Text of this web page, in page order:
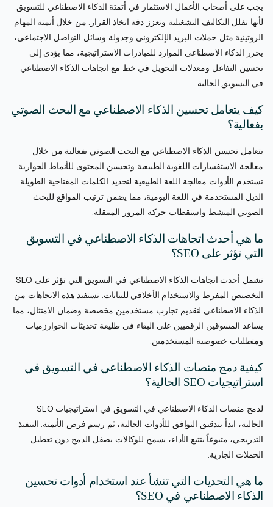
يجب على أصحاب الأعمال الاستثمار في أتمتة الذكاء الاصطناعي للتسويق
لأنها تقلل التكاليف التشغيلية وتعزز دقة اتخاذ القرار. من خلال أتمتة المهام
الروتينية مثل حملات البريد الإلكتروني وجدولة وسائل التواصل الاجتماعي،
يحرر الذكاء الاصطناعي الموارد للمبادرات الاستراتيجية، مما يؤدي إلى
تحسين التفاعل ومعدلات التحويل في خط مع اتجاهات الذكاء الاصطناعي
في التسويق الحالية.
كيف يتعامل تحسين الذكاء الاصطناعي مع البحث الصوتي
بفعالية؟
يتعامل تحسين الذكاء الاصطناعي مع البحث الصوتي بفعالية من خلال
معالجة الاستفسارات اللغوية الطبيعية وتحسين المحتوى للأنماط الحوارية.
تستخدم الأدوات معالجة اللغة الطبيعية لتحديد الكلمات المفتاحية الطويلة
الذيل المستخدمة في اللغة اليومية، مما يضمن ترتيب المواقع للبحث
الصوتي المنشط واستقطاب حركة المرور المتنقلة.
ما هي أحدث اتجاهات الذكاء الاصطناعي في التسويق
التي تؤثر على SEO؟
تشمل أحدث اتجاهات الذكاء الاصطناعي في التسويق التي تؤثر على SEO
التخصيص المفرط والاستخدام الأخلاقي للبيانات. تستفيد هذه الاتجاهات من
الذكاء الاصطناعي لتقديم تجارب مستخدمين مخصصة وضمان الامتثال، مما
يساعد المسوقين الرقميين على البقاء في طليعة تحديثات الخوارزميات
ومتطلبات خصوصية المستخدمين.
كيفية دمج منصات الذكاء الاصطناعي في التسويق في
استراتيجيات SEO الحالية؟
لدمج منصات الذكاء الاصطناعي في التسويق في استراتيجيات SEO
الحالية، ابدأ بتدقيق التوافق للأدوات الحالية، ثم رسم فرص الأتمتة. التنفيذ
التدريجي، متبوعاً بتتبع الأداء، يسمح للوكالات بصقل الدمج دون تعطيل
الحملات الجارية.
ما هي التحديات التي تنشأ عند استخدام أدوات تحسين
الذكاء الاصطناعي في SEO؟